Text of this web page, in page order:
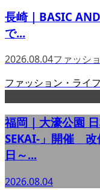
長崎｜BASIC
で...
2026.08.04ファッシ
ファッション・ライ
福岡｜大濠公園
SEKAI-」開催 改
日～...
2026.08.04